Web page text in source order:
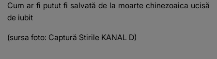
Cum ar fi putut fi salvată de la moarte chinezoaica ucisă
de iubit
(sursa foto: Captură Stirile KANAL D)